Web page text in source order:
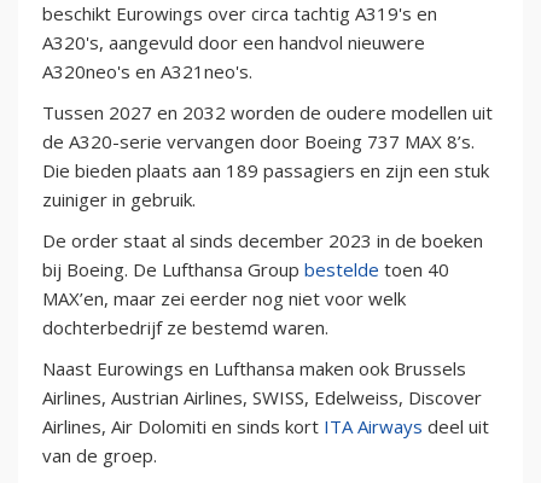
beschikt Eurowings over circa tachtig A319's en
A320's, aangevuld door een handvol nieuwere
A320neo's en A321neo's.
Tussen 2027 en 2032 worden de oudere modellen uit
de A320-serie vervangen door Boeing 737 MAX 8’s.
Die bieden plaats aan 189 passagiers en zijn een stuk
zuiniger in gebruik.
De order staat al sinds december 2023 in de boeken
bij Boeing. De Lufthansa Group bestelde toen 40
MAX’en, maar zei eerder nog niet voor welk
dochterbedrijf ze bestemd waren.
Naast Eurowings en Lufthansa maken ook Brussels
Airlines, Austrian Airlines, SWISS, Edelweiss, Discover
Airlines, Air Dolomiti en sinds kort ITA Airways deel uit
van de groep.